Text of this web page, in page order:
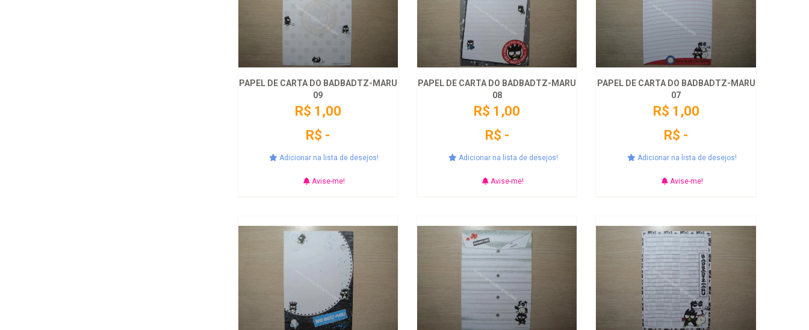
PAPEL DE CARTA DO BADBADTZ-MARU
09
R$ 1,00
R$ -
Adicionar na lista de desejos!
Avise-me!
PAPEL DE CARTA DO BADBADTZ-MARU
08
R$ 1,00
R$ -
Adicionar na lista de desejos!
Avise-me!
PAPEL DE CARTA DO BADBADTZ-MARU
07
R$ 1,00
R$ -
Adicionar na lista de desejos!
Avise-me!